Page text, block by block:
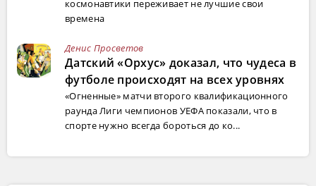
космонавтики переживает не лучшие свои
времена
Денис Просветов
Датский «Орхус» доказал, что чудеса в
футболе происходят на всех уровнях
«Огненные» матчи второго квалификационного
раунда Лиги чемпионов УЕФА показали, что в
спорте нужно всегда бороться до ко...